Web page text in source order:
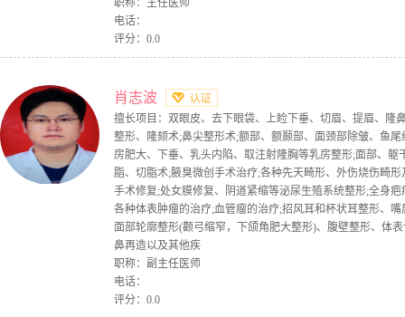
职称：主任医师
电话：
评分：0.0
肖志波
擅长项目：双眼皮、去下眼袋、上睑下垂、切眉、提眉、隆
整形、隆颏术;鼻尖整形术;额部、额颞部、面颈部除皱、鱼
房肥大、下垂、乳头内陷、取注射隆胸等乳房整形;面部、躯
脂、切脂术;腋臭微创手术治疗;各种先天畸形、外伤烧伤畸
手术修复;处女膜修复、阴道紧缩等泌尿生殖系统整形;全身
各种体表肿瘤的治疗;血管瘤的治疗;招风耳和杯状耳整形、
面部轮廓整形(颧弓缩窄，下颌角肥大整形)、腹壁整形、体
鼻再造以及其他疾
职称：副主任医师
电话：
评分：0.0